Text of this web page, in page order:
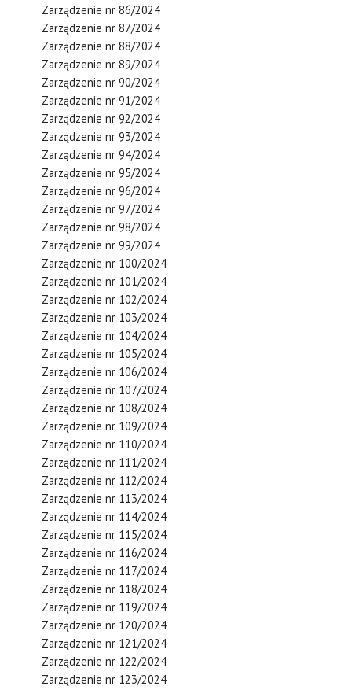
Zarządzenie nr 86/2024
Zarządzenie nr 87/2024
Zarządzenie nr 88/2024
Zarządzenie nr 89/2024
Zarządzenie nr 90/2024
Zarządzenie nr 91/2024
Zarządzenie nr 92/2024
Zarządzenie nr 93/2024
Zarządzenie nr 94/2024
Zarządzenie nr 95/2024
Zarządzenie nr 96/2024
Zarządzenie nr 97/2024
Zarządzenie nr 98/2024
Zarządzenie nr 99/2024
Zarządzenie nr 100/2024
Zarządzenie nr 101/2024
Zarządzenie nr 102/2024
Zarządzenie nr 103/2024
Zarządzenie nr 104/2024
Zarządzenie nr 105/2024
Zarządzenie nr 106/2024
Zarządzenie nr 107/2024
Zarządzenie nr 108/2024
Zarządzenie nr 109/2024
Zarządzenie nr 110/2024
Zarządzenie nr 111/2024
Zarządzenie nr 112/2024
Zarządzenie nr 113/2024
Zarządzenie nr 114/2024
Zarządzenie nr 115/2024
Zarządzenie nr 116/2024
Zarządzenie nr 117/2024
Zarządzenie nr 118/2024
Zarządzenie nr 119/2024
Zarządzenie nr 120/2024
Zarządzenie nr 121/2024
Zarządzenie nr 122/2024
Zarządzenie nr 123/2024